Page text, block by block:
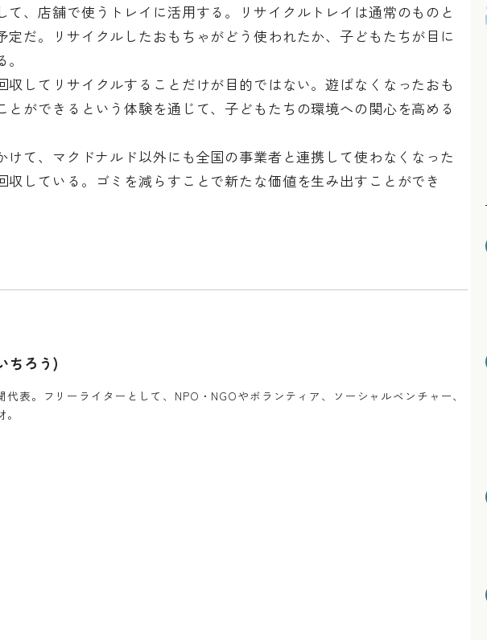
て、店舗で使うトレイに活用する。リサイクルトレイは通常のものと
定だ。リサイクルしたおもちゃがどう使われたか、子どもたちが目に
収してリサイクルすることだけが目的ではない。遊ばなくなったおも
とができるという体験を通じて、子どもたちの環境への関心を高める
けて、マクドナルド以外にも全国の事業者と連携して使わなくなった
収している。ゴミを減らすことで新たな価値を生み出すことができ
ちろう)
表。フリーライターとして、NPO・NGOやボランティア、ソーシャルベンチャー、